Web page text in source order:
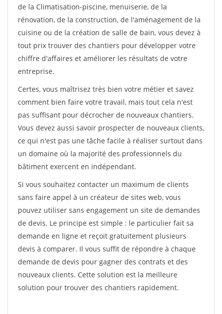
de la Climatisation-piscine, menuiserie, de la
rénovation, de la construction, de l'aménagement de la
cuisine ou de la création de salle de bain, vous devez à
tout prix trouver des chantiers pour développer votre
chiffre d'affaires et améliorer les résultats de votre
entreprise.
Certes, vous maîtrisez très bien votre métier et savez
comment bien faire votre travail, mais tout cela n'est
pas suffisant pour décrocher de nouveaux chantiers.
Vous devez aussi savoir prospecter de nouveaux clients,
ce qui n'est pas une tâche facile à réaliser surtout dans
un domaine où la majorité des professionnels du
bâtiment exercent en indépendant.
Si vous souhaitez contacter un maximum de clients
sans faire appel à un créateur de sites web, vous
pouvez utiliser sans engagement un site de demandes
de devis. Le principe est simple : le particulier fait sa
demande en ligne et reçoit gratuitement plusieurs
devis à comparer. Il vous suffit de répondre à chaque
demande de devis pour gagner des contrats et des
nouveaux clients. Cette solution est la meilleure
solution pour trouver des chantiers rapidement.